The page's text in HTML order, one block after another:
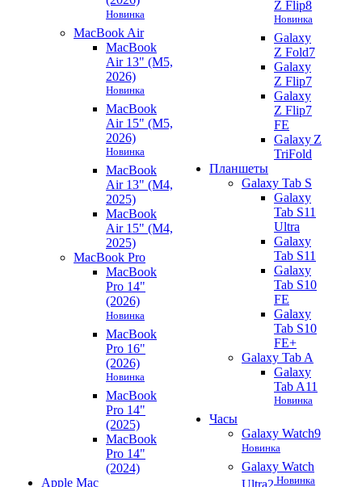
Новинка
MacBook Air
MacBook
Air 13" (M5,
2026)
Новинка
MacBook
Air 15" (M5,
2026)
Новинка
MacBook
Air 13" (M4,
2025)
MacBook
Air 15" (M4,
2025)
MacBook Pro
MacBook
Pro 14"
(2026)
Новинка
MacBook
Pro 16"
(2026)
Новинка
MacBook
Pro 14"
(2025)
MacBook
Pro 14"
(2024)
Apple Mac
Z Flip8
Новинка
Galaxy
Z Fold7
Galaxy
Z Flip7
Galaxy
Z Flip7
FE
Galaxy Z
TriFold
Планшеты
Galaxy Tab S
Galaxy
Tab S11
Ultra
Galaxy
Tab S11
Galaxy
Tab S10
FE
Galaxy
Tab S10
FE+
Galaxy Tab A
Galaxy
Tab A11
Новинка
Часы
Galaxy Watch9
Новинка
Galaxy Watch
Ultra2 Новинка